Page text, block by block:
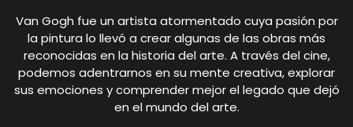
Van Gogh fue un artista atormentado cuya pasión por
la pintura lo llevó a crear algunas de las obras más
reconocidas en la historia del arte. A través del cine,
podemos adentrarnos en su mente creativa, explorar
sus emociones y comprender mejor el legado que dejó
en el mundo del arte.